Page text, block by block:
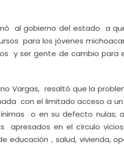
al gobierno del estado a
para los jóvenes
y ser gente de cambio para
Vargas, resaltó que la
con el limitado acceso a
o en su defecto nulas;
apresados en el círculo
, salud, vivienda,